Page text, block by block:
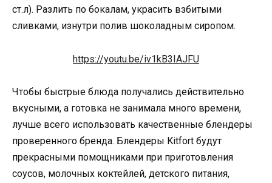
ст.л). Разлить по бокалам, украсить взбитыми
сливками, изнутри полив шоколадным сиропом.
https://youtu.be/iv1kB3IAJFU
Чтобы быстрые блюда получались действительно
вкусными, а готовка не занимала много времени,
лучше всего использовать качественные блендеры
проверенного бренда. Блендеры Kitfort будут
прекрасными помощниками при приготовления
соусов, молочных коктейлей, детского питания,